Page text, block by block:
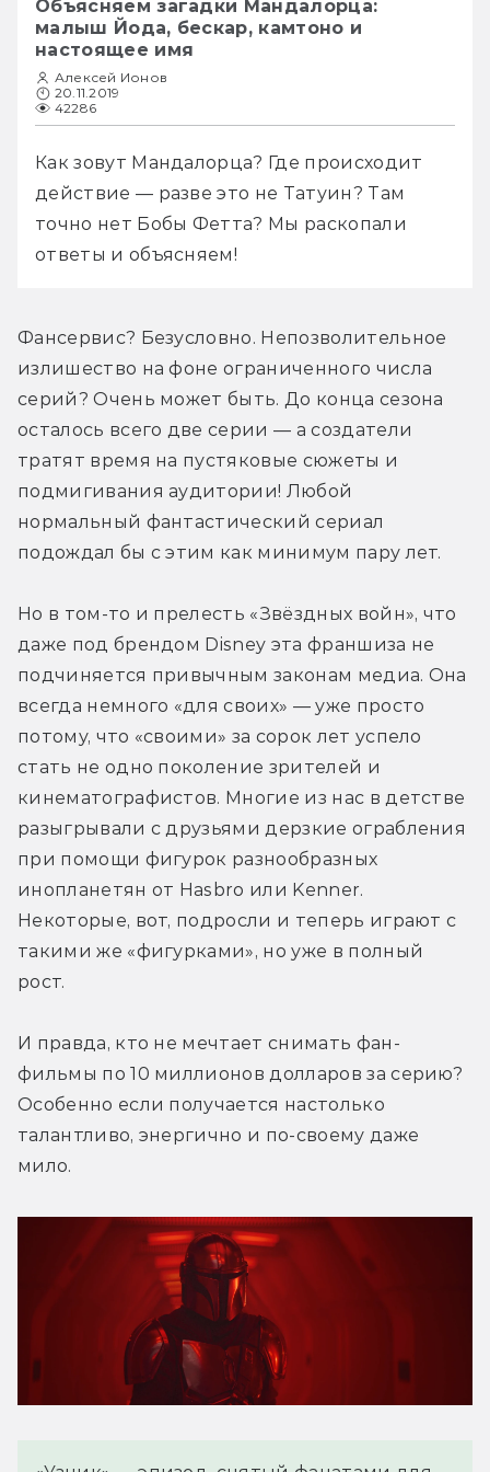
к волкам давно стала мемом среди его
поклонников.
Объясняем загадки Мандалорца:
малыш Йода, бескар, камтоно и
настоящее имя
Алексей Ионов
20.11.2019
42286
Как зовут Мандалорца? Где происходит
действие — разве это не Татуин? Там
точно нет Бобы Фетта? Мы раскопали
ответы и объясняем!
Фансервис? Безусловно. Непозволительное
излишество на фоне ограниченного числа
серий? Очень может быть. До конца сезона
осталось всего две серии — а создатели
тратят время на пустяковые сюжеты и
подмигивания аудитории! Любой
нормальный фантастический сериал
подождал бы с этим как минимум пару лет.
Но в том-то и прелесть «Звёздных войн», что
даже под брендом Disney эта франшиза не
подчиняется привычным законам медиа. Она
всегда немного «для своих» — уже просто
потому, что «своими» за сорок лет успело
стать не одно поколение зрителей и
кинематографистов. Многие из нас в детстве
разыгрывали с друзьями дерзкие ограбления
при помощи фигурок разнообразных
инопланетян от Hasbro или Kenner.
Некоторые, вот, подросли и теперь играют с
такими же «фигурками», но уже в полный
рост.
И правда, кто не мечтает снимать фан-
фильмы по 10 миллионов долларов за серию?
Особенно если получается настолько
талантливо, энергично и по-своему даже
мило.